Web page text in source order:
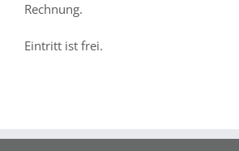
Rechnung.
Eintritt ist frei.